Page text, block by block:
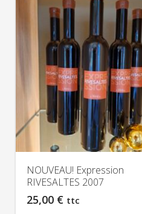
NOUVEAU! Expression
RIVESALTES 2007
25,00 € ttc